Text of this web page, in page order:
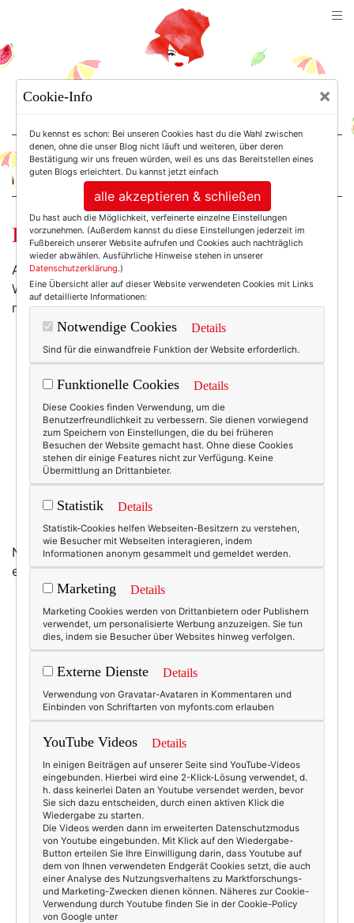
For Women. Not Girls.
Babuschka goes Weihnachten.
Aus Schottland kommen nur Karos und Herrenröcke?
Weit gefehlt!Barberoqueproduziert die wohl
neckischsten Strumpfhosen der Welt:
Nun, Schleifen haben ja derzeit Hochkonjunktur. Und
ein wenig Gruseln erhöht bekanntlich den Reiz. ;-)
3682
0
Beauty & Fashion
barberoque,strümpfe,strumpfhosen
KOMMENTAR
Cookie-Info ×
Du kennst es schon: Bei unseren Cookies hast du die Wahl zwischen
denen, ohne die unser Blog nicht läuft und weiteren, über deren
Bestätigung wir uns freuen würden, weil es uns das Bereitstellen eines
guten Blogs erleichtert. Du kannst jetzt einfach
alle akzeptieren & schließen
Du hast auch die Möglichkeit, verfeinerte einzelne Einstellungen
vorzunehmen. (Außerdem kannst du diese Einstellungen jederzeit im
Fußbereich unserer Website aufrufen und Cookies auch nachträglich
wieder abwählen. Ausführliche Hinweise stehen in unserer
Datenschutzerklärung.)
Eine Übersicht aller auf dieser Website verwendeten Cookies mit Links
auf detaillierte Informationen:
Notwendige Cookies Details
Sind für die einwandfreie Funktion der Website erforderlich.
Funktionelle Cookies Details
Diese Cookies finden Verwendung, um die
Benutzerfreundlichkeit zu verbessern. Sie dienen vorwiegend
zum Speichern von Einstellungen, die du bei früheren
Besuchen der Website gemacht hast. Ohne diese Cookies
stehen dir einige Features nicht zur Verfügung. Keine
Übermittlung an Drittanbieter.
Statistik Details
Statistik-Cookies helfen Webseiten-Besitzern zu verstehen,
wie Besucher mit Webseiten interagieren, indem
Informationen anonym gesammelt und gemeldet werden.
Marketing Details
Marketing Cookies werden von Drittanbietern oder Publishern
verwendet, um personalisierte Werbung anzuzeigen. Sie tun
dies, indem sie Besucher über Websites hinweg verfolgen.
Externe Dienste Details
Verwendung von Gravatar-Avataren in Kommentaren und
Einbinden von Schriftarten von myfonts.com erlauben
YouTube Videos Details
In einigen Beiträgen auf unserer Seite sind YouTube-Videos
eingebunden. Hierbei wird eine 2-Klick-Lösung verwendet, d.
h. dass keinerlei Daten an Youtube versendet werden, bevor
Sie sich dazu entscheiden, durch einen aktiven Klick die
Wiedergabe zu starten.
Die Videos werden dann im erweiterten Datenschutzmodus
von Youtube eingebunden. Mit Klick auf den Wiedergabe-
Button erteilen Sie Ihre Einwilligung darin, dass Youtube auf
dem von Ihnen verwendeten Endgerät Cookies setzt, die auch
einer Analyse des Nutzungsverhaltens zu Marktforschungs-
und Marketing-Zwecken dienen können. Näheres zur Cookie-
Verwendung durch Youtube finden Sie in der Cookie-Policy
von Google unter